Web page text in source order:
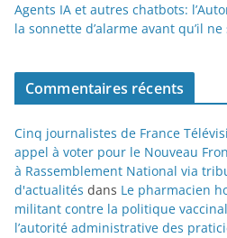
Agents IA et autres chatbots:
la sonnette d’alarme avant qu’il
Commentaires récents
Cinq journalistes de France
appel à voter pour le Nouveau
à Rassemblement National via
d'actualités dans Le pharmacien
militant contre la politique
l’autorité administrative des